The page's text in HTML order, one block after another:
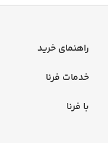
کنسول بازی
کنسول بازی
راهنمای خرید
راهنمای خرید اقساطی
خدمات فرنا
با فرنا